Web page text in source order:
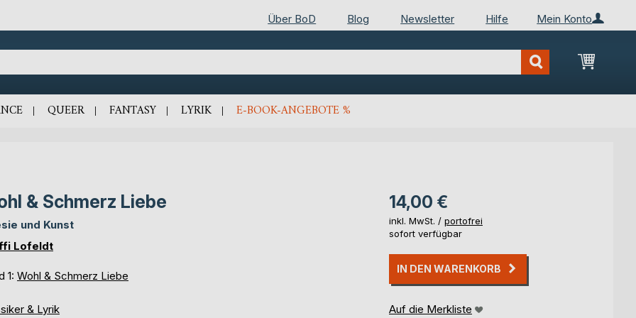
Mein Konto
Über BoD Blog Newsletter Hilfe
Mein
QUEER FANTASY LYRIK E-BOOK-ANGEBOTE %
& Schmerz Liebe
und Kunst
Lofeldt
1: Wohl & Schmerz Liebe
& Lyrik
14,00 €
inkl. MwSt. / portofrei
sofort verfügbar
IN DEN WARENKORB
Auf die Merkliste